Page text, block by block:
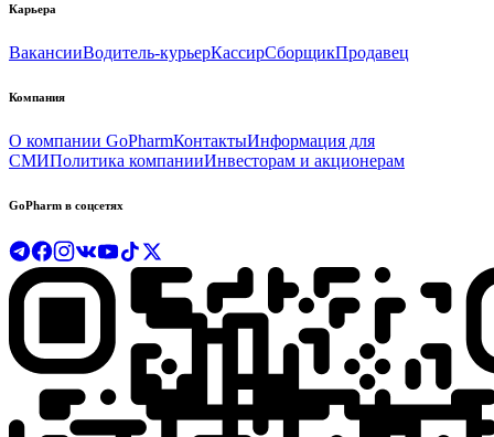
Карьера
ВакансииВодитель-курьерКассирСборщикПродавец
Компания
О компании GoPharmКонтактыИнформация для
СМИПолитика компанииИнвесторам и акционерам
GoPharm в соцсетях